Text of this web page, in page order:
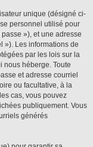
unique (désigné ci-
personnel utilisé pour
»), et une adresse
»). Les informations de
par les lois sur la
nous héberge. Toute
et adresse courriel
ou facultative, à la
cas, vous pouvez
publiquement. Vous
générés